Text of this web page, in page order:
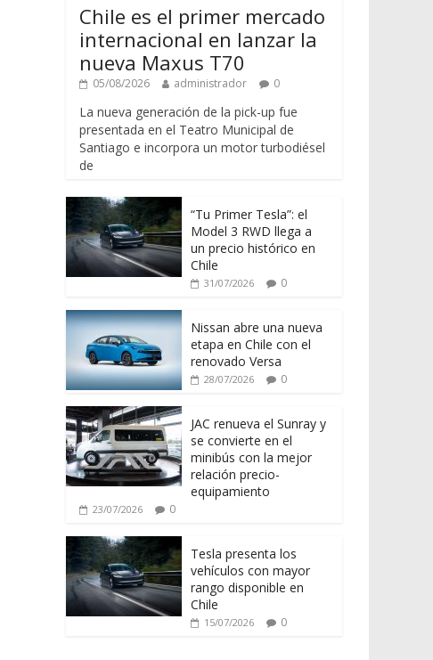
Chile es el primer mercado
internacional en lanzar la
nueva Maxus T70
05/08/2026 administrador 0
La nueva generación de la pick-up fue
presentada en el Teatro Municipal de
Santiago e incorpora un motor turbodiésel
de
“Tu Primer Tesla”: el
Model 3 RWD llega a
un precio histórico en
Chile
31/07/2026 0
Nissan abre una nueva
etapa en Chile con el
renovado Versa
28/07/2026 0
JAC renueva el Sunray y
se convierte en el
minibús con la mejor
relación precio-
equipamiento
23/07/2026 0
Tesla presenta los
vehículos con mayor
rango disponible en
Chile
15/07/2026 0